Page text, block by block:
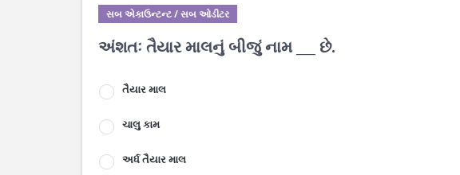
સબ એકાઉન્ટન્ટ / સબ ઓડીટર
અંશતઃ તૈયાર માલનું બીજું નામ ___ છે.
તૈયાર માલ
ચાલુ કામ
અર્ધ તૈયાર માલ